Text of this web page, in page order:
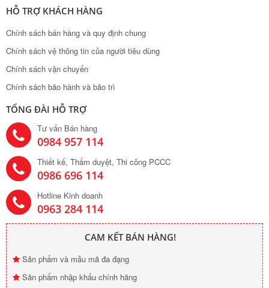
HỖ TRỢ KHÁCH HÀNG
Chính sách bán hàng và quy định chung
Chính sách vệ thông tin của người tiêu dùng
Chính sách vận chuyển
Chính sách bảo hành và bảo trì
TỔNG ĐÀI HỖ TRỢ
Tư vấn Bán hàng
0984 957 114
Thiết kế, Thẩm duyệt, Thi công PCCC
0986 696 114
Hotline Kinh doanh
0963 284 114
CAM KẾT BÁN HÀNG!
Sản phẩm và mẫu mã đa đạng
Sản phẩm nhập khẩu chính hãng